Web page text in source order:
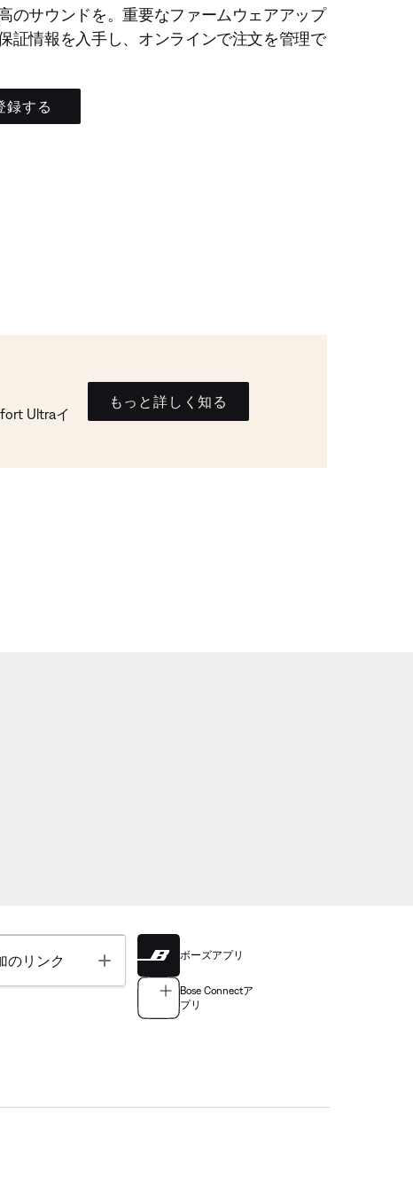
のサウンドを。重要なファームウェアアップ
証情報を入手し、オンラインで注文を管理で
録する
Ultraイ
もっと詳しく知る
のリンク Toggle ボーズアプリ
Bose Connectア
プリ